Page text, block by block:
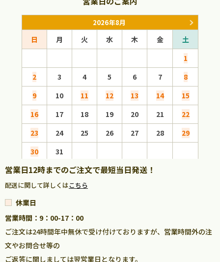
2026年8月
日 月 火 水 木 金
土
1
2
3 4 5 6 7
8
9
10 11 12 13 14
15
16
17 18 19 20 21
22
23
24 25 26 27 28
29
30
31
営業日12時までのご注文で最短当日発送！
配送に関して詳しくはこちら
休業日
営業時間：9：00-17：00
ご注文は24時間年中無休で受け付けておりますが、営業時間外の注
文やお問合せ等の
ご返答に関しましては翌営業日となります。